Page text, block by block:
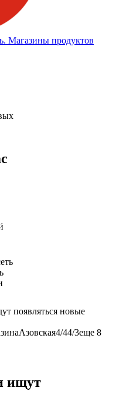
Магазины продуктов
появляться новые
Азовская4/44/3еще 8
ищут